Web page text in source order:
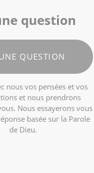
question
QUESTION
nous vos pensées et vos
et nous prendrons
Nous essayerons vous
basée sur la Parole
de Dieu.